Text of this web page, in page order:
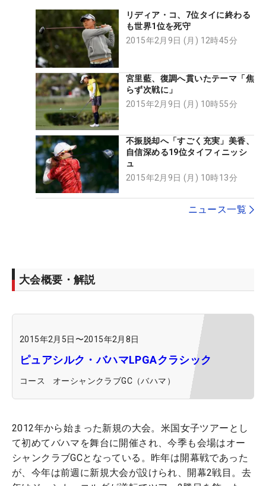
リディア・コ、7位タイに終わる
も世界1位を死守
2015年2月9日 (月) 12時45分
宮里藍、復調へ貫いたテーマ「焦
らず次戦に」
2015年2月9日 (月) 10時55分
不振脱却へ「すごく充実」美香、
自信深める19位タイフィニッシ
ュ
2015年2月9日 (月) 10時13分
ニュース一覧
大会概要・解説
2015年2月5日 〜2015年2月8日
ピュアシルク・バハマLPGAクラシック
コース オーシャンクラブGC（バハマ）
2012年から始まった新規の大会。米国女子ツアーとし
て初めてバハマを舞台に開催され、今季も会場はオー
シャンクラブGCとなっている。昨年は開幕戦であった
が、今年は前週に新規大会が設けられ、開幕2戦目。去